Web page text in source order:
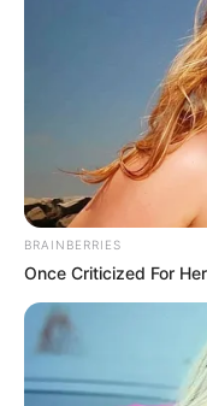
Ήταν ο φόβος
στα χωριά του
Δύο άγνωστοι,
πλανόδιους
BRAINBERRIES
Once Criticized For